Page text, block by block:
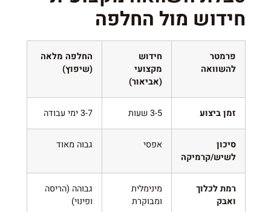
חידוש מול החלפה
פרמטר
להשוואה
חידוש
מקצועי
(אביאור)
החלפה מלאה
(שיפוץ)
זמן ביצוע 3-5 שעות 3-7 ימי עבודה
סיכון
לשיש/קרמיקה
אפסי גבוה מאוד
רמת לכלוך
ואבק
מינימלית
ומבוקרת
גבוהה (הריסה
ופינוי)